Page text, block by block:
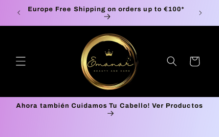
Skip to
content
Europe Free Shipping on orders up to €100* 🚚
Cart
Ahora también Cuidamos Tu Cabello! Ver Productos